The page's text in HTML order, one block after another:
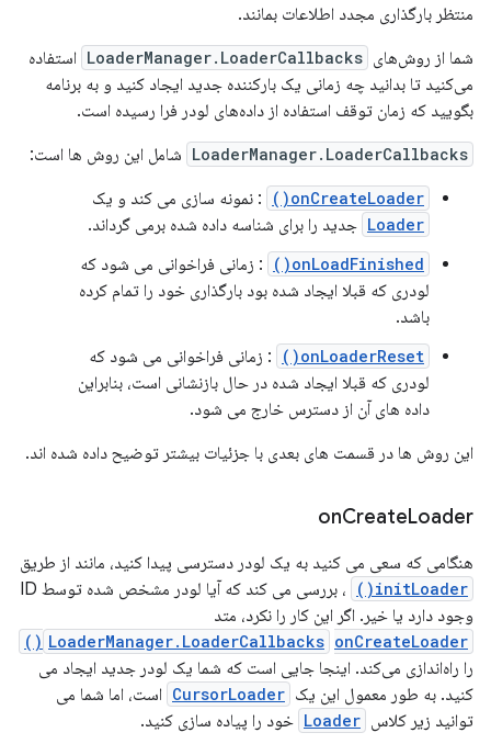
منتظر بارگذاری مجدد اطلاعات بمانند.
شما از روش‌های LoaderManager.LoaderCallbacks استفاده
می‌کنید تا بدانید چه زمانی یک بارکننده جدید ایجاد کنید و به برنامه
بگویید که زمان توقف استفاده از داده‌های لودر فرا رسیده است.
LoaderManager.LoaderCallbacks شامل این روش ها است:
onCreateLoader() : نمونه سازی می کند و یک
Loader جدید را برای شناسه داده شده برمی گرداند.
onLoadFinished()
: زمانی فراخوانی می شود که
لودری که قبلا ایجاد شده بود بارگذاری خود را تمام کرده
باشد.
onLoaderReset()
: زمانی فراخوانی می شود که
لودری که قبلا ایجاد شده در حال بازنشانی است، بنابراین
داده های آن از دسترس خارج می شود.
این روش ها در قسمت های بعدی با جزئیات بیشتر توضیح داده شده اند.
onCreateLoader
هنگامی که سعی می کنید به یک لودر دسترسی پیدا کنید، مانند از طریق
initLoader()
، بررسی می کند که آیا لودر مشخص شده توسط ID
وجود دارد یا خیر. اگر این کار را نکرد، متد
LoaderManager.LoaderCallbacks onCreateLoader()
را راه‌اندازی می‌کند. اینجا جایی است که شما یک لودر جدید ایجاد می
کنید. به طور معمول این یک CursorLoader است، اما شما می
توانید زیر کلاس Loader خود را پیاده سازی کنید.